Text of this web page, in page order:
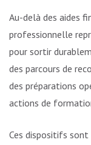
Au-delà des aides
professionnelle
pour sortir
des parcours de
des préparations
actions de
Ces dispositifs